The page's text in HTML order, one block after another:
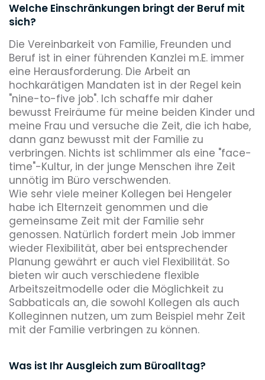
Welche Einschränkungen bringt der Beruf mit
sich?
Die Vereinbarkeit von Familie, Freunden und
Beruf ist in einer führenden Kanzlei m.E. immer
eine Herausforderung. Die Arbeit an
hochkarätigen Mandaten ist in der Regel kein
"nine-to-five job". Ich schaffe mir daher
bewusst Freiräume für meine beiden Kinder und
meine Frau und versuche die Zeit, die ich habe,
dann ganz bewusst mit der Familie zu
verbringen. Nichts ist schlimmer als eine "face-
time"-Kultur, in der junge Menschen ihre Zeit
unnötig im Büro verschwenden.
Wie sehr viele meiner Kollegen bei Hengeler
habe ich Elternzeit genommen und die
gemeinsame Zeit mit der Familie sehr
genossen. Natürlich fordert mein Job immer
wieder Flexibilität, aber bei entsprechender
Planung gewährt er auch viel Flexibilität. So
bieten wir auch verschiedene flexible
Arbeitszeitmodelle oder die Möglichkeit zu
Sabbaticals an, die sowohl Kollegen als auch
Kolleginnen nutzen, um zum Beispiel mehr Zeit
mit der Familie verbringen zu können.
Was ist Ihr Ausgleich zum Büroalltag?